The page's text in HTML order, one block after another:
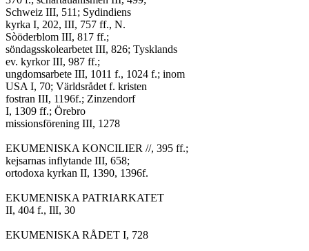
Schweiz III, 511; Sydindiens
kyrka I, 202, III, 757 ff., N.
Sòöderblom III, 817 ff.;
söndagsskolearbetet III, 826; Tysklands
ev. kyrkor III, 987 ff.;
ungdomsarbete III, 1011 f., 1024 f.; inom
USA I, 70; Världsrådet f. kristen
fostran III, 1196f.; Zinzendorf
I, 1309 ff.; Örebro
missionsförening III, 1278
EKUMENISKA KONCILIER //, 395 ff.;
kejsarnas inflytande III, 658;
ortodoxa kyrkan II, 1390, 1396f.
EKUMENISKA PATRIARKATET
II, 404 f., IlI, 30
EKUMENISKA RÅDET I, 728